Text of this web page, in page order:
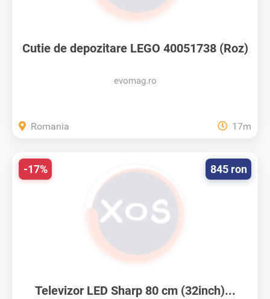
Cutie de depozitare LEGO 40051738 (Roz)
evomag.ro
Romania 17m
Televizor LED Sharp 80 cm (32inch)...
845 ron
-17%